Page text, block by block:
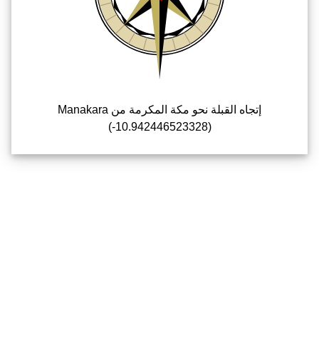
إتجاه القبلة نحو مكة المكرمة من Manakara
(-10.942446523328)